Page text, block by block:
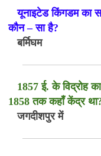
यूनाइटेड किंगडम का
कौन – सा है?
बर्मिघम
1857 ई. के विद्रोह
1858 तक कहाँ केंद्र
जगदीशपुर में